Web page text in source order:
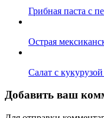
Грибная паста с
Острая
Салат с
Добавить ваш